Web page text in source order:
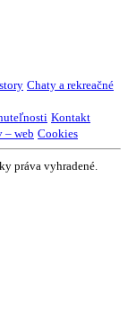
Chaty a rekreačné
Kontakt
– web Cookies
práva vyhradené.